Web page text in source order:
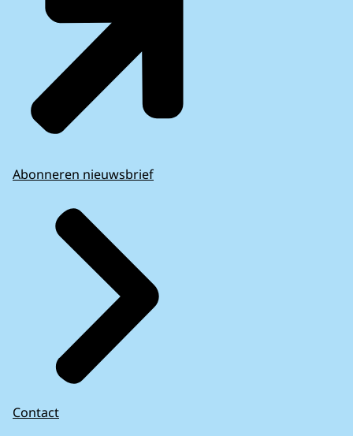
Abonneren nieuwsbrief
Contact